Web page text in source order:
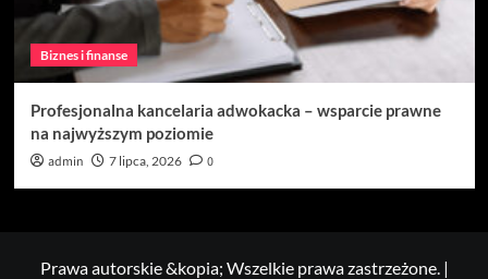
Biznes i finanse
Profesjonalna kancelaria adwokacka – wsparcie prawne
na najwyższym poziomie
admin 7 lipca, 2026 0
Prawa autorskie &kopia; Wszelkie prawa zastrzeżone. |